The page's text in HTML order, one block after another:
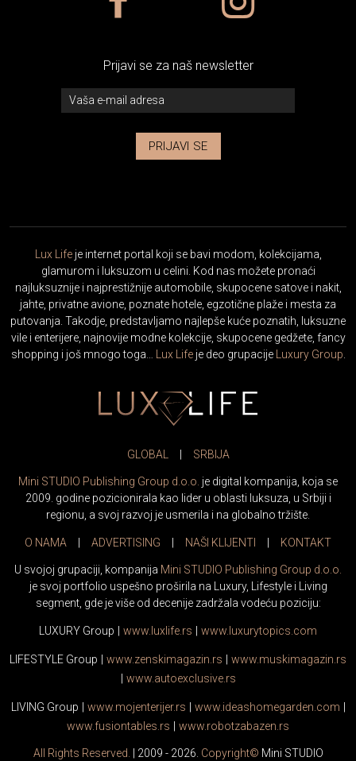
Prijavi se za naš newsletter
PRIJAVI SE
Lux Lifeje internet portal koji se bavi modom, kolekcijama,
glamurom i luksuzom u celini. Kod nas možete pronaći
najluksuznije i najprestižnije automobile, skupocene satove i nakit,
jahte, privatne avione, poznate hotele, egzotične plaže i mesta za
putovanja. Takodje, predstavljamo najlepše kuće poznatih, luksuzne
vile i enterijere, najnovije modne kolekcije, skupocene gedžete, fancy
shopping i još mnogo toga… Lux Lifeje deo grupacije Luxury Group.
GLOBAL SRBIJA
Mini STUDIO Publishing Group d.o.o. je digital kompanija, koja se
2009. godine pozicionirala kao lider u oblasti luksuza, u Srbiji i
regionu, a svoj razvoj je usmerila i na globalno tržište.
O NAMA ADVERTISING NAŠI KLIJENTI KONTAKT
U svojoj grupaciji, kompanija Mini STUDIO Publishing Group d.o.o.
je svoj portfolio uspešno proširila na Luxury, Lifestyle i Living
segment, gde je više od decenije zadržala vodeću poziciju:
LUXURY Group www. luxlife.rs www. luxurytopics.com
LIFESTYLE Group www.zenskimagazin.rs www.muskimagazin.rs
www.autoexclusive.rs
LIVING Group www.mojenterijer.rs www.ideashomegarden.com
www.fusiontables.rs www.robotzabazen.rs
All Rights Reserved. | 2009 - 2026. Copyright© Mini STUDIO